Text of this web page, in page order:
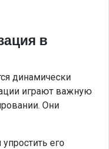
в
динамически
играют важную
Они
его